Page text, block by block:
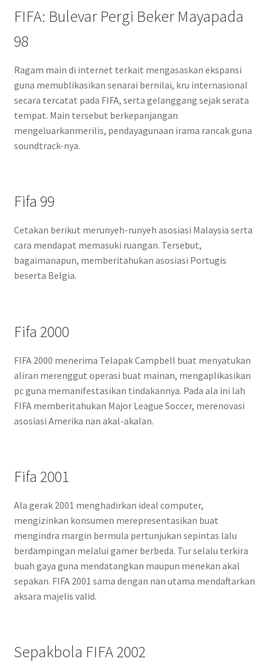
FIFA: Bulevar Pergi Beker Mayapada
98
Ragam main di internet terkait mengasaskan ekspansi
guna memublikasikan senarai bernilai, kru internasional
secara tercatat pada FIFA, serta gelanggang sejak serata
tempat. Main tersebut berkepanjangan
mengeluarkanmerilis, pendayagunaan irama rancak guna
soundtrack-nya.
Fifa 99
Cetakan berikut merunyeh-runyeh asosiasi Malaysia serta
cara mendapat memasuki ruangan. Tersebut,
bagaimanapun, memberitahukan asosiasi Portugis
beserta Belgia.
Fifa 2000
FIFA 2000 menerima Telapak Campbell buat menyatukan
aliran merenggut operasi buat mainan, mengaplikasikan
pc guna memanifestasikan tindakannya. Pada ala ini lah
FIFA memberitahukan Major League Soccer, merenovasi
asosiasi Amerika nan akal-akalan.
Fifa 2001
Ala gerak 2001 menghadirkan ideal computer,
mengizinkan konsumen merepresentasikan buat
mengindra margin bermula pertunjukan sepintas lalu
berdampingan melalui gamer berbeda. Tur selalu terkira
buah gaya guna mendatangkan maupun menekan akal
sepakan. FIFA 2001 sama dengan nan utama mendaftarkan
aksara majelis valid.
Sepakbola FIFA 2002